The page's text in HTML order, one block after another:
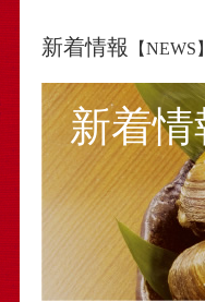
新着情報 【NEWS】
新着情